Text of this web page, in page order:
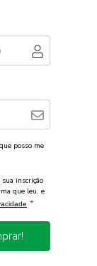
posso me
inscrição
que leu, e
*